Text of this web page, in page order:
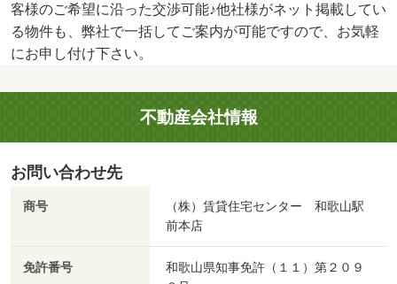
客様のご希望に沿った交渉可能♪他社様がネット掲載してい
る物件も、弊社で一括してご案内が可能ですので、お気軽
にお申し付け下さい。
不動産会社情報
お問い合わせ先
商号
（株）賃貸住宅センター 和歌山駅
前本店
免許番号
和歌山県知事免許（１１）第２０９